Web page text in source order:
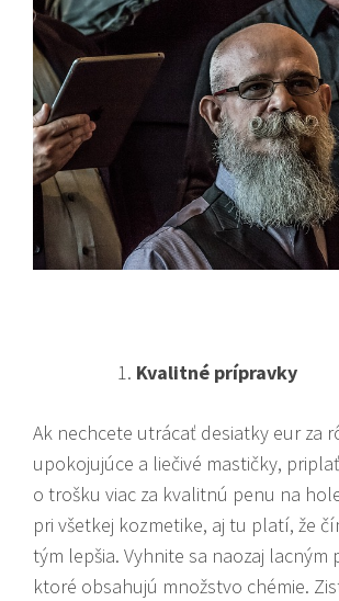
Kvalitné prípravky
Ak nechcete utrácať desiatky eur za
upokojujúce a liečivé mastičky,
o trošku viac za kvalitnú penu na
pri všetkej kozmetike, aj tu platí, že
tým lepšia. Vyhnite sa naozaj lacným
ktoré obsahujú množstvo chémie.